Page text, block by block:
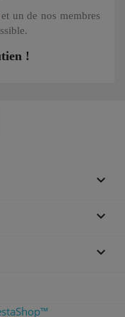
et un de nos membres
!


